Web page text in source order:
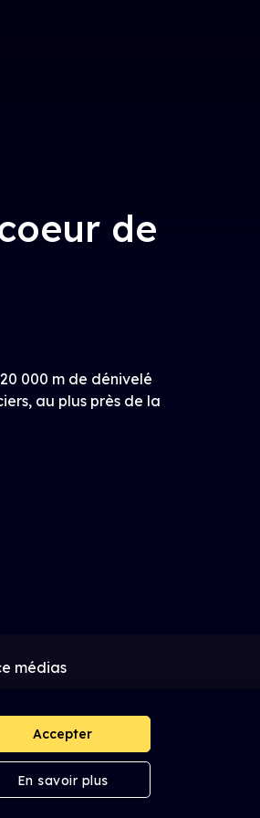
de
000 m de dénivelé
au plus près de la
médias
Accepter
En savoir plus